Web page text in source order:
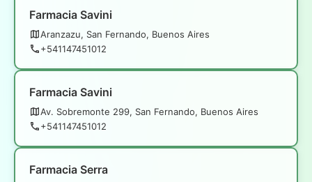
Farmacia Savini
Aranzazu, San Fernando, Buenos Aires
+541147451012
Farmacia Savini
Av. Sobremonte 299, San Fernando, Buenos Aires
+541147451012
Farmacia Serra